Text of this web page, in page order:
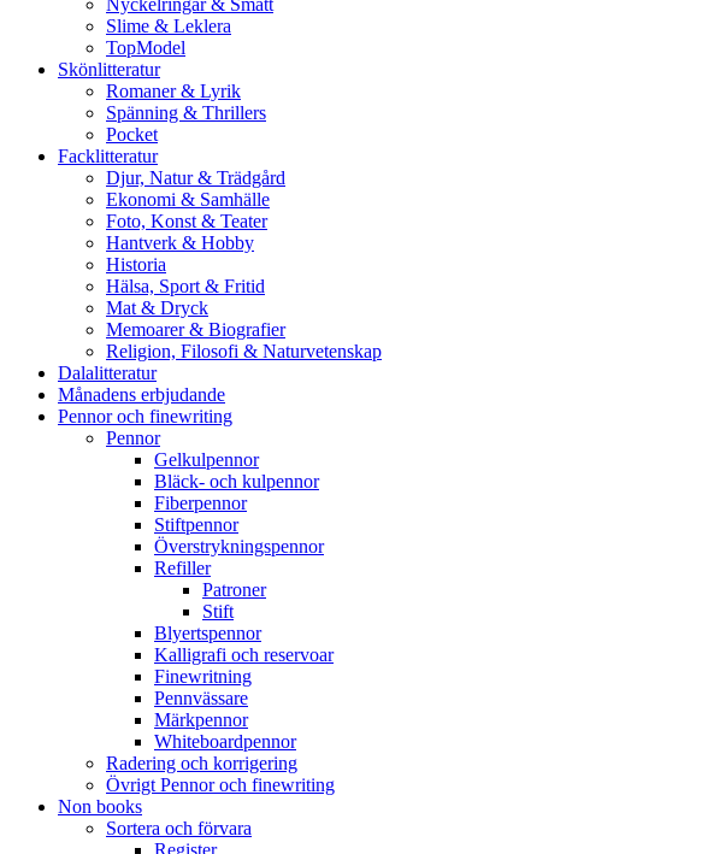
Nyckelringar & Smått
Slime & Leklera
TopModel
Skönlitteratur
Romaner & Lyrik
Spänning & Thrillers
Pocket
Facklitteratur
Djur, Natur & Trädgård
Ekonomi & Samhälle
Foto, Konst & Teater
Hantverk & Hobby
Historia
Hälsa, Sport & Fritid
Mat & Dryck
Memoarer & Biografier
Religion, Filosofi & Naturvetenskap
Dalalitteratur
Månadens erbjudande
Pennor och finewriting
Pennor
Gelkulpennor
Bläck- och kulpennor
Fiberpennor
Stiftpennor
Överstrykningspennor
Refiller
Patroner
Stift
Blyertspennor
Kalligrafi och reservoar
Finewritning
Pennvässare
Märkpennor
Whiteboardpennor
Radering och korrigering
Övrigt Pennor och finewriting
Non books
Sortera och förvara
Register